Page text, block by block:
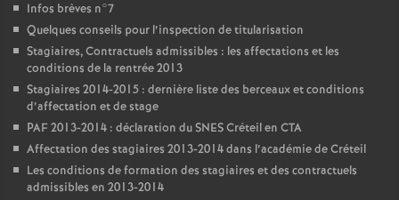
Infos brèves n°7
Quelques conseils pour l’inspection de titularisation
Stagiaires, Contractuels admissibles : les affectations et les
conditions de la rentrée 2013
Stagiaires 2014-2015 : dernière liste des berceaux et conditions
d’affectation et de stage
PAF2013-2014 : déclaration duSNESCréteil en CTA
Affectation des stagiaires 2013-2014 dans l’académie de Créteil
Les conditions de formation des stagiaires et des contractuels
admissibles en 2013-2014